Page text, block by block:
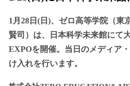
1月28日(日)、ゼロ高等学院（東
賢司）は、日本科学未来館にて
EXPOを開催。当日のメディア
け入れを行います。